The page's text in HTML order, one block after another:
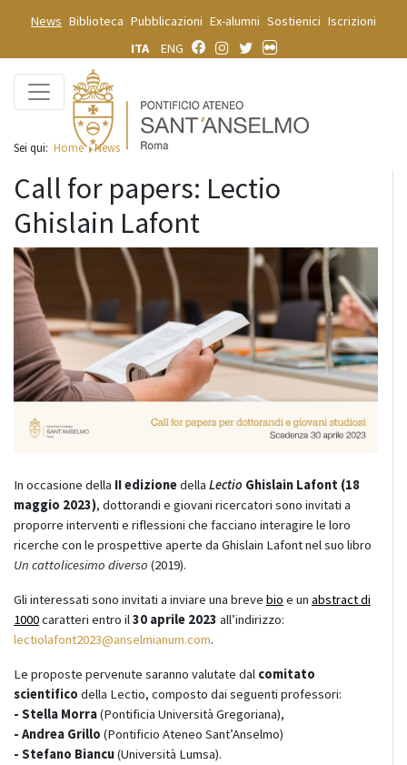
News Biblioteca Pubblicazioni Ex-alumni Sostienici Iscrizioni
ITA
ENG
Sei qui: Home News
Call for papers: Lectio
Ghislain Lafont
In occasione della II edizionedella Lectio Ghislain Lafont (18
maggio 2023), dottorandi e giovani ricercatori sono invitati a
proporre interventi e riflessioni che facciano interagire le loro
ricerche con le prospettive aperte da Ghislain Lafont nel suo libro
Un cattolicesimo diverso (2019).
Gli interessati sono invitati a inviare una breve bio e un abstract di
1000caratteri entro il30 aprile 2023 all’indirizzo:
lectiolafont2023@anselmianum.com.
Le proposte pervenute saranno valutate dal comitato
scientifico della Lectio, composto dai seguenti professori:
- Stella Morra(Pontificia Università Gregoriana),
- Andrea Grillo (Pontificio Ateneo Sant’Anselmo)
- Stefano Biancu(Università Lumsa).